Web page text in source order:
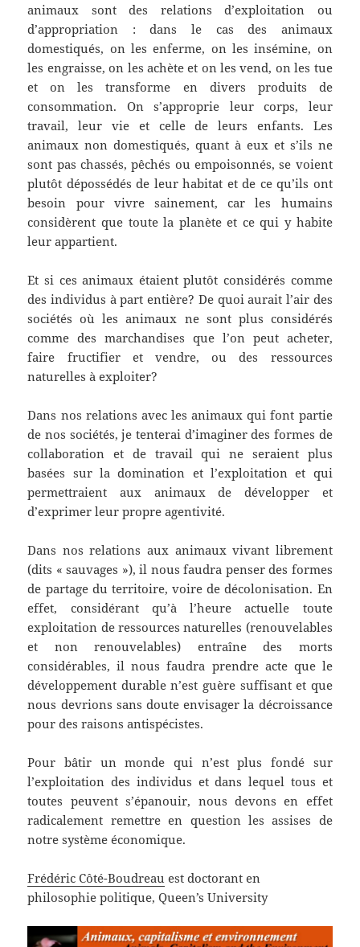
animaux sont des relations d’exploitation ou
d’appropriation : dans le cas des animaux
domestiqués, on les enferme, on les insémine, on
les engraisse, on les achète et on les vend, on les tue
et on les transforme en divers produits de
consommation. On s’approprie leur corps, leur
travail, leur vie et celle de leurs enfants. Les
animaux non domestiqués, quant à eux et s’ils ne
sont pas chassés, pêchés ou empoisonnés, se voient
plutôt dépossédés de leur habitat et de ce qu’ils ont
besoin pour vivre sainement, car les humains
considèrent que toute la planète et ce qui y habite
leur appartient.
Et si ces animaux étaient plutôt considérés comme
des individus à part entière? De quoi aurait l’air des
sociétés où les animaux ne sont plus considérés
comme des marchandises que l’on peut acheter,
faire fructifier et vendre, ou des ressources
naturelles à exploiter?
Dans nos relations avec les animaux qui font partie
de nos sociétés, je tenterai d’imaginer des formes de
collaboration et de travail qui ne seraient plus
basées sur la domination et l’exploitation et qui
permettraient aux animaux de développer et
d’exprimer leur propre agentivité.
Dans nos relations aux animaux vivant librement
(dits « sauvages »), il nous faudra penser des formes
de partage du territoire, voire de décolonisation. En
effet, considérant qu’à l’heure actuelle toute
exploitation de ressources naturelles (renouvelables
et non renouvelables) entraîne des morts
considérables, il nous faudra prendre acte que le
développement durable n’est guère suffisant et que
nous devrions sans doute envisager la décroissance
pour des raisons antispécistes.
Pour bâtir un monde qui n’est plus fondé sur
l’exploitation des individus et dans lequel tous et
toutes peuvent s’épanouir, nous devons en effet
radicalement remettre en question les assises de
notre système économique.
Frédéric Côté-Boudreau est doctorant en
philosophie politique, Queen’s University